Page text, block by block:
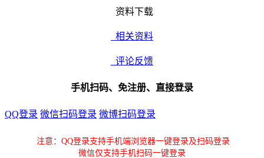
资料下载
相关资料
评论反馈
手机扫码、免注册、直接登录
QQ登录 微信扫码登录 微博扫码登录
注意：QQ登录支持手机端浏览器一键登录及扫码登录
微信仅支持手机扫码一键登录